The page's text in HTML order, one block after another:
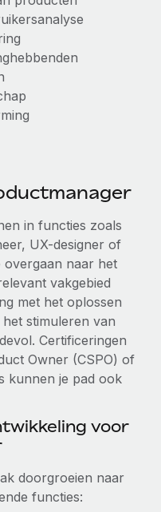
in functies zoals
UX-designer of
overgaan naar het
vakgebied
met het oplossen
stimuleren van
Certificeringen
Owner (CSPO) of
kunnen je pad ook
voor
doorgroeien naar
functies: